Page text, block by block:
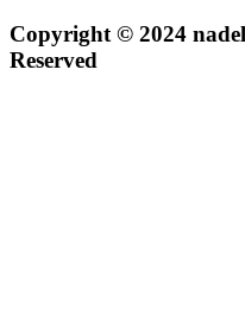
Copyright © 2024
Reserved